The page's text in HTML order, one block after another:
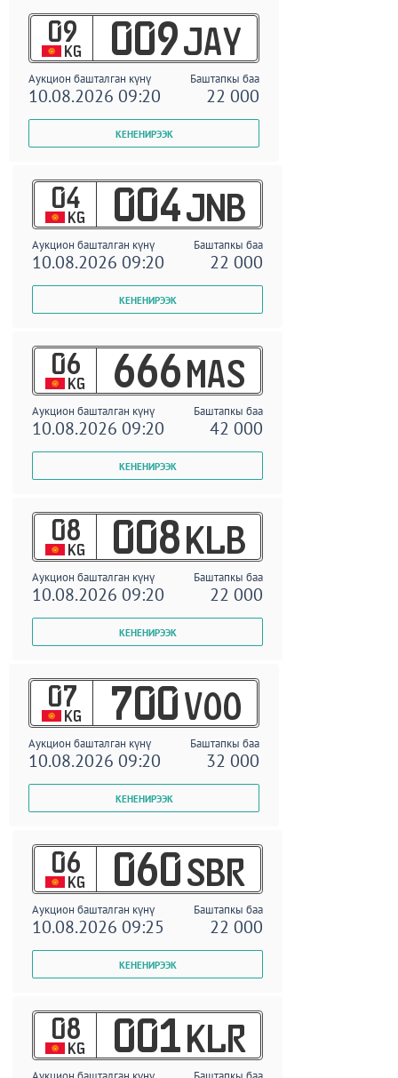
09
KG 009 JAY
Аукцион башталган күнү Баштапкы баа
10.08.2026 09:20 22 000
04
KG 004 JNB
Аукцион башталган күнү Баштапкы баа
10.08.2026 09:20 22 000
06
KG 666 MAS
Аукцион башталган күнү Баштапкы баа
10.08.2026 09:20 42 000
08
KG 008 KLB
Аукцион башталган күнү Баштапкы баа
10.08.2026 09:20 22 000
07
KG 700 VOO
Аукцион башталган күнү Баштапкы баа
10.08.2026 09:20 32 000
06
KG 060 SBR
Аукцион башталган күнү Баштапкы баа
10.08.2026 09:25 22 000
08
KG 001 KLR